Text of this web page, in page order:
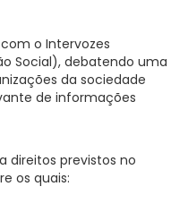
o Intervozes
Social), debatendo uma
da sociedade
de informações
direitos previstos no
os quais: